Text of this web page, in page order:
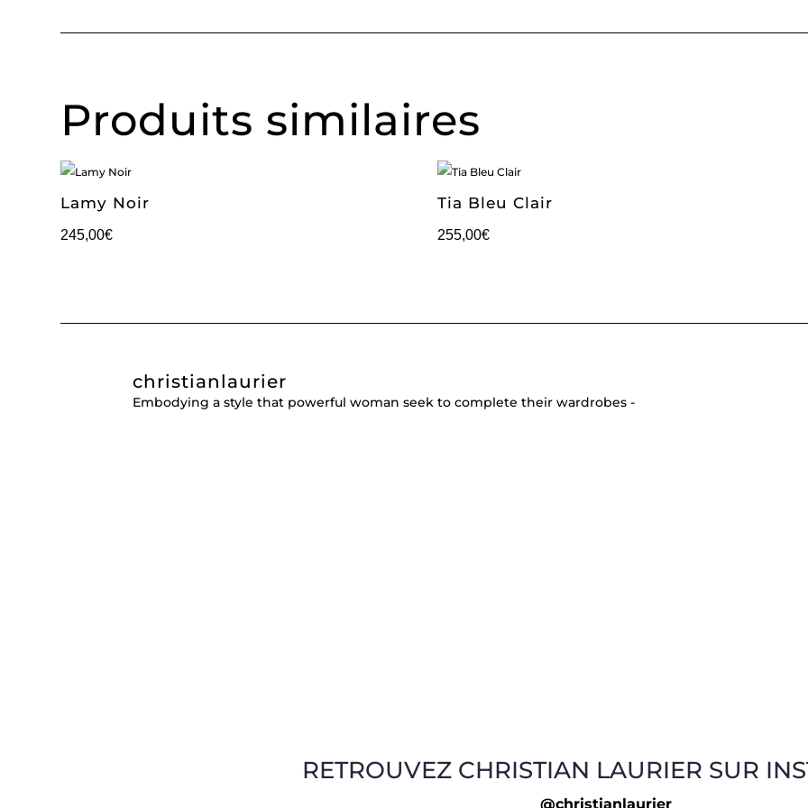
Produits similaires
Lamy Noir
245,00€
Tia Bleu Clair
255,00€
christianlaurier
Embodying a style that powerful woman seek to complete their wardrobes -
RETROUVEZ CHRISTIAN LAURIER SUR
@christianlaurier